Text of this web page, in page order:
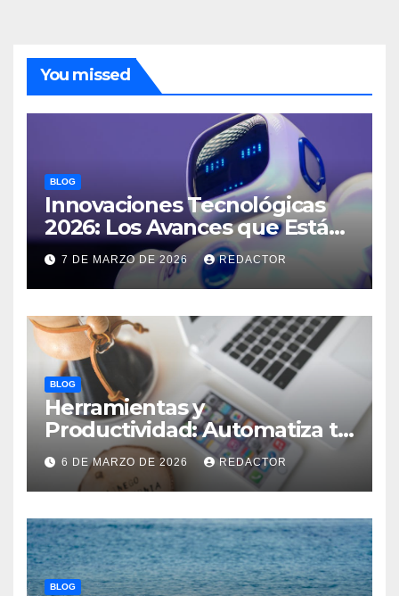
You missed
BLOG
Innovaciones Tecnológicas
2026: Los Avances que Están
Revolucionando el Mundo
7 DE MARZO DE 2026 REDACTOR
BLOG
Herramientas y
Productividad: Automatiza tu
Negocio y Ahorra Tiempo
6 DE MARZO DE 2026 REDACTOR
BLOG